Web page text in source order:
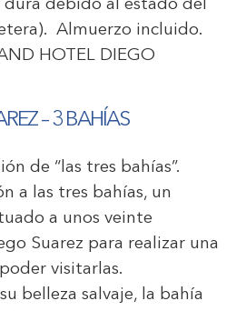
dura debido al estado del
Almuerzo incluido.
HOTEL DIEGO
– 3 BAHÍAS
de “las tres bahías”.
a las tres bahías, un
a unos veinte
Suarez para realizar una
visitarlas.
belleza salvaje, la bahía